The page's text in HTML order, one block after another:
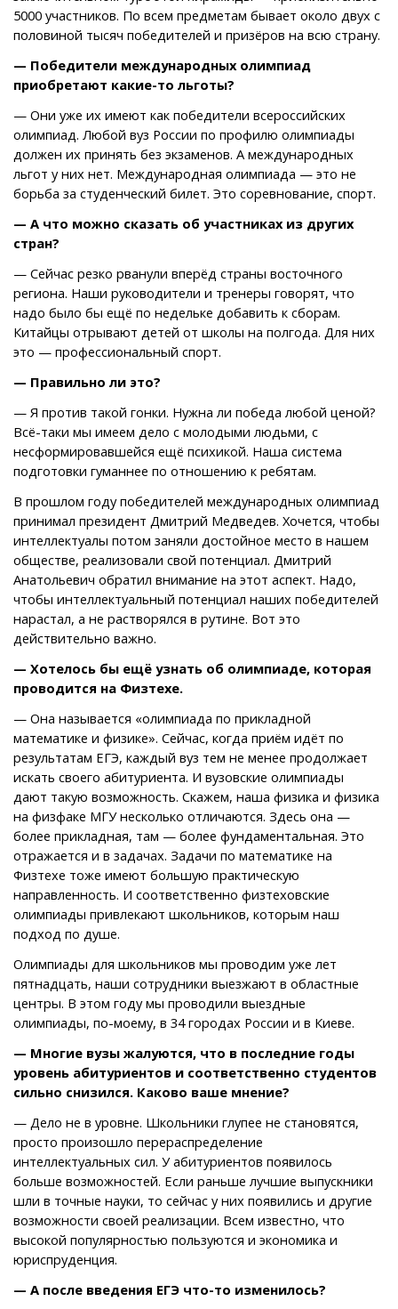
5000 участников. По всем предметам бывает около двух с
половиной тысяч победителей и призёров на всю страну.
— Победители международных олимпиад
приобретают какие-то льготы?
— Они уже их имеют как победители всероссийских
олимпиад. Любой вуз России по профилю олимпиады
должен их принять без экзаменов. А международных
льгот у них нет. Международная олимпиада — это не
борьба за студенческий билет. Это соревнование, спорт.
— А что можно сказать об участниках из других
стран?
— Сейчас резко рванули вперёд страны восточного
региона. Наши руководители и тренеры говорят, что
надо было бы ещё по недельке добавить к сборам.
Китайцы отрывают детей от школы на полгода. Для них
это — профессиональный спорт.
— Правильно ли это?
— Я против такой гонки. Нужна ли победа любой ценой?
Всё-таки мы имеем дело с молодыми людьми, с
несформировавшейся ещё психикой. Наша система
подготовки гуманнее по отношению к ребятам.
В прошлом году победителей международных олимпиад
принимал президент Дмитрий Медведев. Хочется, чтобы
интеллектуалы потом заняли достойное место в нашем
обществе, реализовали свой потенциал. Дмитрий
Анатольевич обратил внимание на этот аспект. Надо,
чтобы интеллектуальный потенциал наших победителей
нарастал, а не растворялся в рутине. Вот это
действительно важно.
— Хотелось бы ещё узнать об олимпиаде, которая
проводится на Физтехе.
— Она называется «олимпиада по прикладной
математике и физике». Сейчас, когда приём идёт по
результатам ЕГЭ, каждый вуз тем не менее продолжает
искать своего абитуриента. И вузовские олимпиады
дают такую возможность. Скажем, наша физика и физика
на физфаке МГУ несколько отличаются. Здесь она —
более прикладная, там — более фундаментальная. Это
отражается и в задачах. Задачи по математике на
Физтехе тоже имеют большую практическую
направленность. И соответственно физтеховские
олимпиады привлекают школьников, которым наш
подход по душе.
Олимпиады для школьников мы проводим уже лет
пятнадцать, наши сотрудники выезжают в областные
центры. В этом году мы проводили выездные
олимпиады, по-моему, в 34 городах России и в Киеве.
— Многие вузы жалуются, что в последние годы
уровень абитуриентов и соответственно студентов
сильно снизился. Каково ваше мнение?
— Дело не в уровне. Школьники глупее не становятся,
просто произошло перераспределение
интеллектуальных сил. У абитуриентов появилось
больше возможностей. Если раньше лучшие выпускники
шли в точные науки, то сейчас у них появились и другие
возможности своей реализации. Всем известно, что
высокой популярностью пользуются и экономика и
юриспруденция.
— А после введения ЕГЭ что-то изменилось?